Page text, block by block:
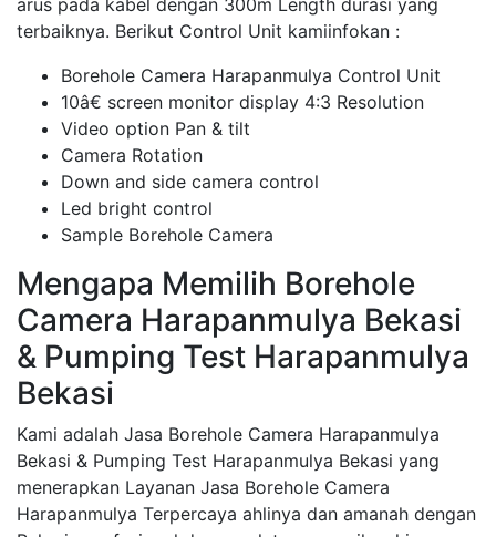
arus pada kabel dengan 300m Length durasi yang
terbaiknya. Berikut Control Unit kamiinfokan :
Borehole Camera Harapanmulya Control Unit
10â€ screen monitor display 4:3 Resolution
Video option Pan & tilt
Camera Rotation
Down and side camera control
Led bright control
Sample Borehole Camera
Mengapa Memilih Borehole
Camera Harapanmulya Bekasi
& Pumping Test Harapanmulya
Bekasi
Kami adalah Jasa Borehole Camera Harapanmulya
Bekasi & Pumping Test Harapanmulya Bekasi yang
menerapkan Layanan Jasa Borehole Camera
Harapanmulya Terpercaya ahlinya dan amanah dengan